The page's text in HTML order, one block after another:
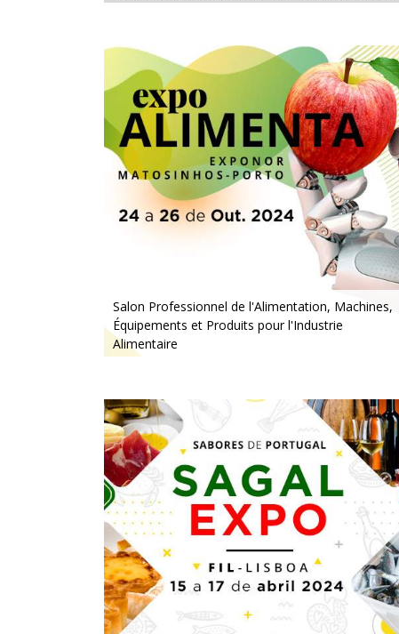
Salon Professionnel de l'Alimentation, Machines,
Équipements et Produits pour l'Industrie
Alimentaire
Du jeudi au samedi, de 10h à 19h